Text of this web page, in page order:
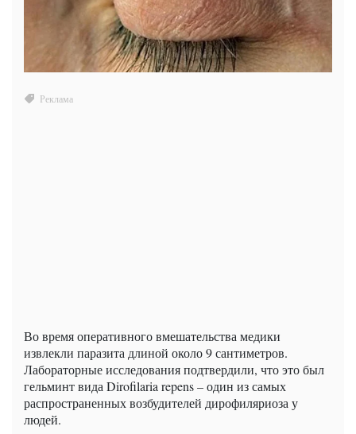
Во время оперативного вмешательства медики
извлекли паразита длиной около 9 сантиметров.
Лабораторные исследования подтвердили, что это был
гельминт вида Dirofilaria repens – один из самых
распространенных возбудителей дирофиляриоза у
людей.